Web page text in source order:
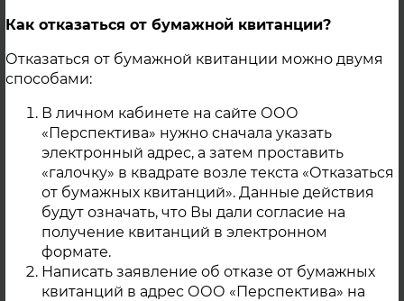
Как отказаться от бумажной квитанции?
Отказаться от бумажной квитанции можно двумя
способами:
В личном кабинете на сайте ООО
«Перспектива» нужно сначала указать
электронный адрес, а затем проставить
«галочку» в квадрате возле текста «Отказаться
от бумажных квитанций». Данные действия
будут означать, что Вы дали согласие на
получение квитанций в электронном
формате.
Написать заявление об отказе от бумажных
квитанций в адрес ООО «Перспектива» на
испытаний. Ориентировочные сроки
окончания ремонтных работ после
проведения повторных гидравлических
дополнительной информацией о сроках и
времени восстановления рабочего
состояния трубопроводов тепловых сетей
следует обращаться в диспетчерскую
службу ООО «Акцент», ООО «Базис», ООО
«Вектор» по телефону 8-35163-5-55-44.
06 Июня 2024
г. Троицк